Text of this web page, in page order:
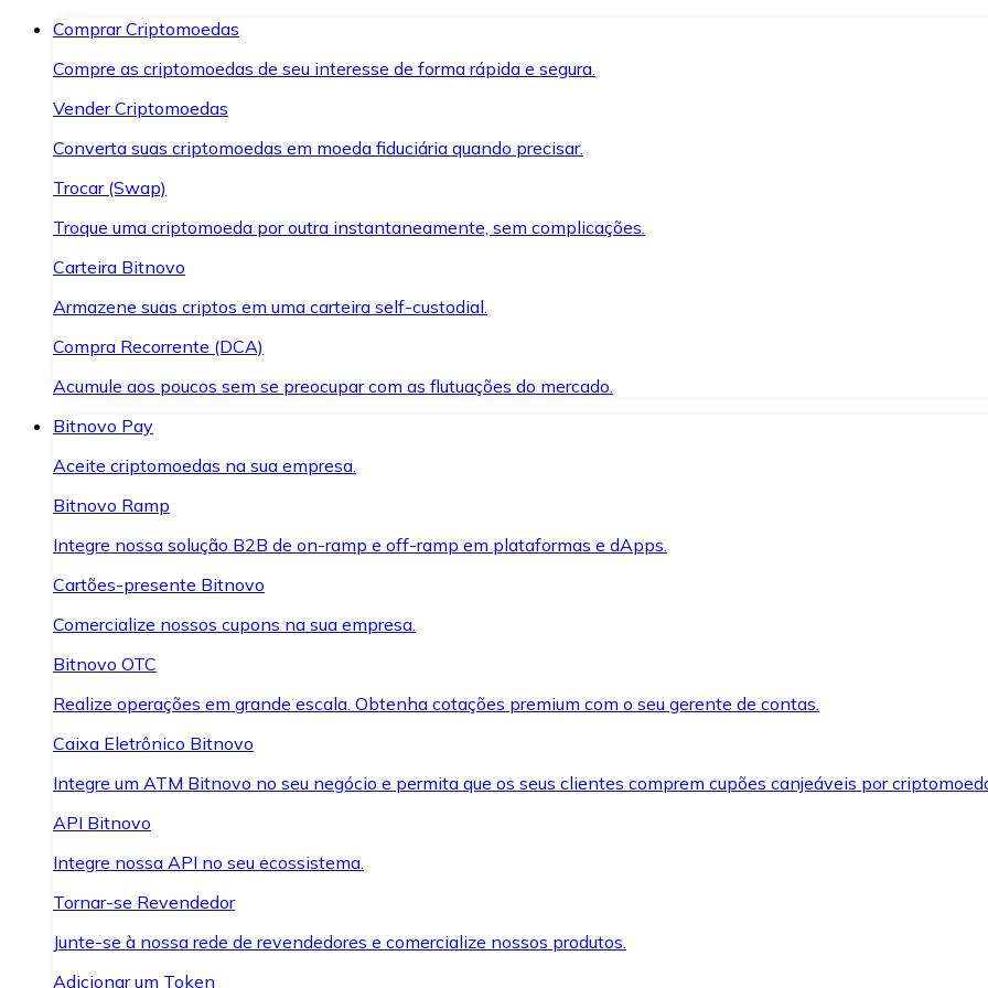
Comprar Criptomoedas
Compre as criptomoedas de seu interesse de forma rápida e segura.
Vender Criptomoedas
Converta suas criptomoedas em moeda fiduciária quando precisar.
Trocar (Swap)
Troque uma criptomoeda por outra instantaneamente, sem complicações.
Carteira Bitnovo
Armazene suas criptos em uma carteira self-custodial.
Compra Recorrente (DCA)
Acumule aos poucos sem se preocupar com as flutuações do mercado.
Bitnovo Pay
Aceite criptomoedas na sua empresa.
Bitnovo Ramp
Integre nossa solução B2B de on-ramp e off-ramp em plataformas e dApps.
Cartões-presente Bitnovo
Comercialize nossos cupons na sua empresa.
Bitnovo OTC
Realize operações em grande escala. Obtenha cotações premium com o seu gerente de contas.
Caixa Eletrônico Bitnovo
Integre um ATM Bitnovo no seu negócio e permita que os seus clientes comprem cupões canjeáveis por
API Bitnovo
Integre nossa API no seu ecossistema.
Tornar-se Revendedor
Junte-se à nossa rede de revendedores e comercialize nossos produtos.
Adicionar um Token